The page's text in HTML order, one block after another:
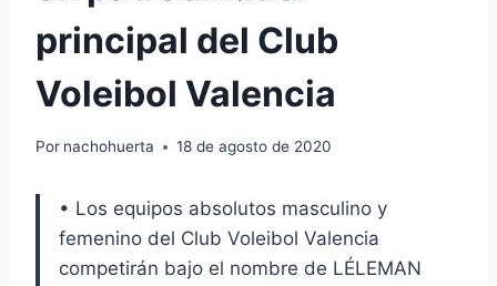
principal del Club
Voleibol Valencia
Por nachohuerta 18 de agosto de 2020
• Los equipos absolutos masculino y
femenino del Club Voleibol Valencia
competirán bajo el nombre de LÉLEMAN